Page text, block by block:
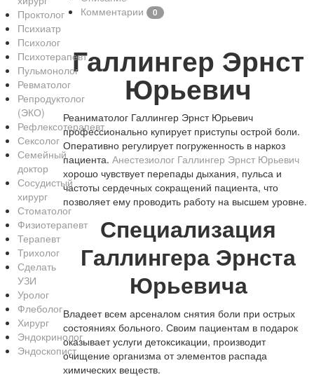
Комментарии
0
Галлингер Эрнст
Юрьевич
Реаниматолог Галлингер Эрнст Юрьевич
профессионально купирует приступы острой боли.
Оперативно регулирует погруженность в наркоз
пациента. Анестезиолог Галлингер Эрнст Юрьевич
хорошо чувствует перепады дыхания, пульса и
частоты сердечных сокращений пациента, что
позволяет ему проводить работу на высшем уровне.
Специализация
Галлингера Эрнста
Юрьевича
Владеет всем арсеналом снятия боли при острых
состояниях больного. Своим пациентам в подарок
оказывает услуги детоксикации, производит
очищение организма от элементов распада
химических веществ.
Проктолог
Психиатр
Психолог
Психотерапевт
Пульмонолог
Ревматолог
Репродуктолог
(ЭКО)
Рефлексотерапевт
Сексолог
Семейный
доктор
Сосудистый
хирург
Стоматолог
Физиотерапевт
Терапевт
Трихолог
Сделать
УЗИ
Уролог
Флеболог
Хирург
Эндокринолог
Эндоскопист